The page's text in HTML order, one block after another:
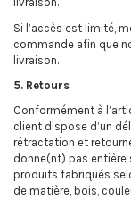
Si l’accès est limité,
commande afin que
livraison.
5. Retours
Conformément à
client dispose d’un
rétractation et
donne(nt) pas entière
produits fabriqués
de matière, bois,